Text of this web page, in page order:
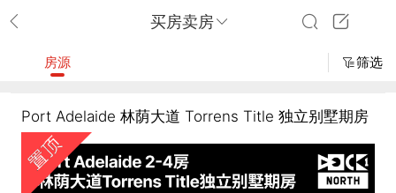
买房卖房
房源 筛选
Port Adelaide 林荫大道 Torrens Title 独立别墅期房